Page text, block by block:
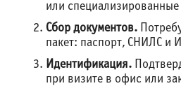
или
Сбор документов.
пакет: паспорт, СНИЛС и
Идентификация.
при визите в офис или